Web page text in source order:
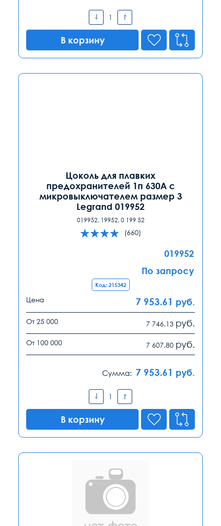
В корзину
Цоколь для плавких
предохранителей 1п 630А с
микровыключателем размер 3
Legrand 019952
019952, 19952, 0 199 52
(660)
019952
По запросу
Код: 215342
Цена 7 953.61 руб.
От 25 000 7 746.13 руб.
От 100 000 7 607.80 руб.
Сумма: 7 953.61 руб.
В корзину